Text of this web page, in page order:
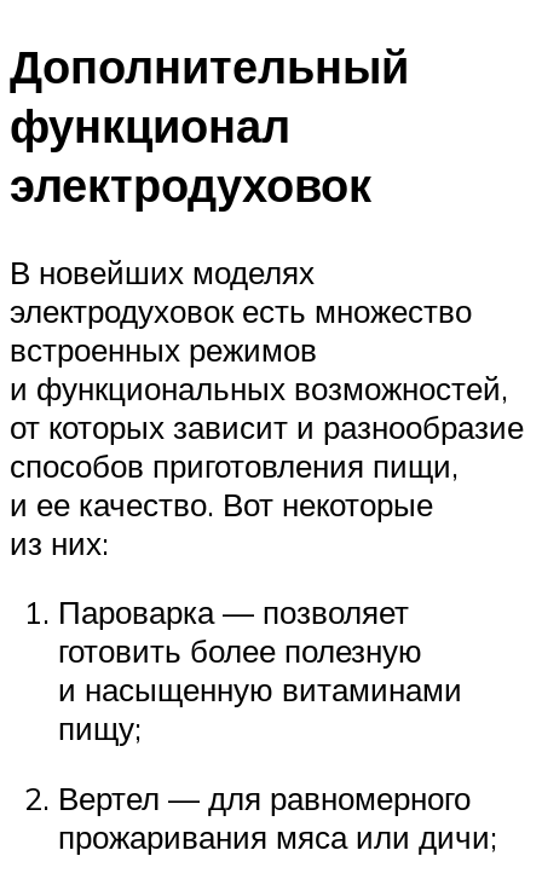
Дополнительный
функционал
электродуховок
В новейших моделях
электродуховок есть множество
встроенных режимов
и функциональных возможностей,
от которых зависит и разнообразие
способов приготовления пищи,
и ее качество. Вот некоторые
из них:
Пароварка — позволяет
готовить более полезную
и насыщенную витаминами
пищу;
Вертел — для равномерного
прожаривания мяса или дичи;